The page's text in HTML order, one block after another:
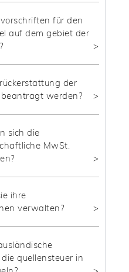
für den
auf dem gebiet der
der
werden?
sich die
MwSt.
ihre
verwalten?
quellensteuer in